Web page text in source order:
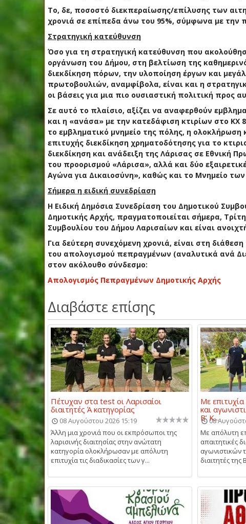
Το, δε, ποσοστό διεκπεραίωσης/επίλυσης των
χρονιά σε επίπεδα άνω του 95%, σύμφωνα με την
Στρατηγική κατεύθυνση
Όσο για τη στρατηγική κατεύθυνση που
οργάνωση του Δήμου, στη βελτίωση της
διεκδίκηση πόρων, την υλοποίηση έργων και
πρωτοβουλιών, αναμφίβολα, είναι και η
οι βάσεις για μια πιο ουσιαστική πολιτική προς
Σε αυτό το πλαίσιο, αξίζει να αναφερθούν
και η «ανάσα» με την κατεδάφιση κτιρίων στο
το εμβληματικό μνημείο της πόλης, η
επιτυχής διεκδίκηση χρηματοδότησης για το
διεκδίκηση και ανάδειξη της Λάρισας σε Εθνική
του προορισμού «Λάρισα», αλλά και δύο
Αγώνα για Δικαιοσύνη», καθώς και το Μνημείο
Σήμερα η ειδική συνεδρίαση
Η Ειδική Δημόσια Συνεδρίαση του Δημοτικού
Δημοτικής Αρχής, πραγματοποιείται σήμερα,
Συμβουλίου του Δήμου Λαρισαίων και είναι
Για δεύτερη συνεχόμενη χρονιά, είναι στη
του απολογισμού πεπραγμένων (αναλυτικά ανά
στον ακόλουθο σύνδεσμο:
Απολογισμός Πεπραγμένων Δημοτικής Αρχής
Διαβάστε επίσης
Πέτυχαν στα test οι Λαρισαίοι
διαιτητές Ά κατηγορίας
08 Αυγούστου 2026 15:19
Άλλη μια χρονιά που οι εκπρόσωποι της
λαρισινής διαιτησίας στην ανώτατη
κατηγορία ολοκλήρωσαν με απόλυτη
επιτυχία τις διαδικασίες των γ...
Με
και
Β’ Κ...
08
Με απόλυτη
απαιτητικές
αγωνιστικών
διαιτητές της